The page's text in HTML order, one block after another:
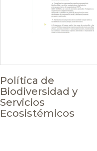
Política de
Biodiversidad y
Servicios
Ecosistémicos